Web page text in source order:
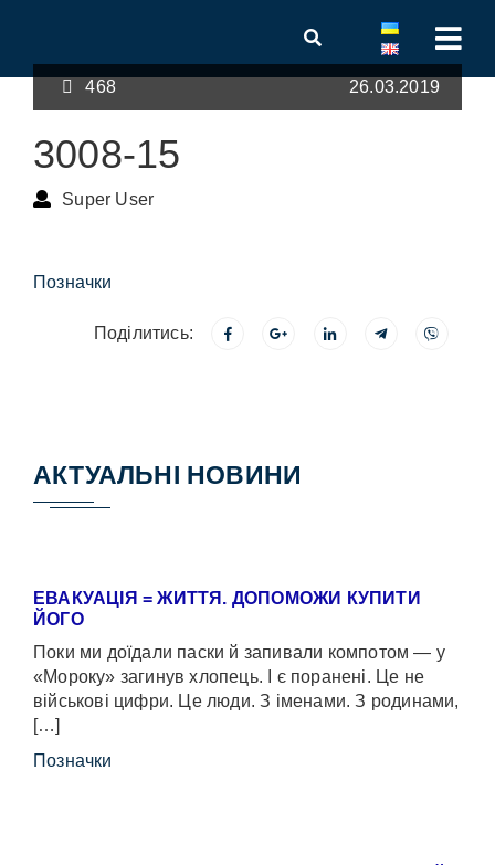
468 26.03.2019
3008-15
Super User
Позначки
Поділитись:
АКТУАЛЬНІ НОВИНИ
ЕВАКУАЦІЯ = ЖИТТЯ. ДОПОМОЖИ КУПИТИ
ЙОГО
Поки ми доїдали паски й запивали компотом — у
«Мороку» загинув хлопець. І є поранені. Це не
військові цифри. Це люди. З іменами. З родинами,
[…]
Позначки